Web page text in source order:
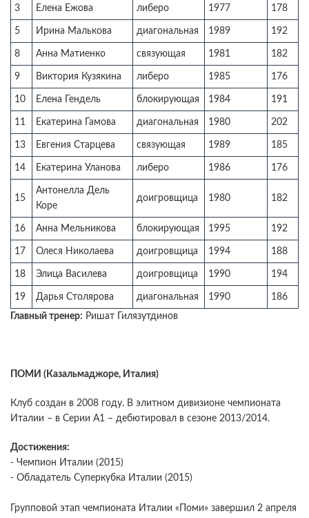
3 Елена Ежова либеро 1977 178
5 Ирина Малькова диагональная 1989 192
8 Анна Матиенко связующая 1981 182
9 Виктория Кузякина либеро 1985 176
10 Елена Гендель блокирующая 1984 191
11 Екатерина Гамова диагональная 1980 202
13 Евгения Старцева связующая 1989 185
14 Екатерина Уланова либеро 1986 176
15
Антонелла Дель
Коре
доигровщица 1980 182
16 Анна Мельникова блокирующая 1995 192
17 Олеся Николаева доигровщица 1994 188
18 Элица Василева доигровщица 1990 194
19 Дарья Столярова диагональная 1990
186
Главный тренер: Ришат Гилязутдинов
ПОМИ (Казальмаджоре, Италия)
Клуб создан в 2008 году. В элитном дивизионе чемпионата
Италии – в Серии А1 – дебютировал в сезоне 2013/2014.
Достижения:
- Чемпион Италии (2015)
- Обладатель Суперкубка Италии (2015)
Групповой этап чемпионата Италии «Поми» завершил 2 апреля